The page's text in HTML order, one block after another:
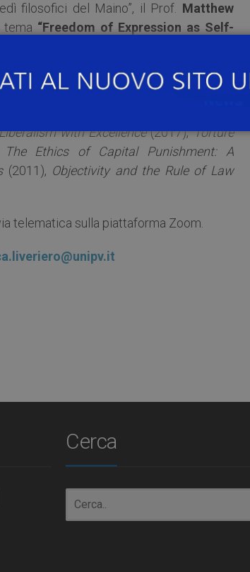
filosofici del Maino”, il Prof. Matthew
tema “Freedom of Expression as Self-
of Legal and Political Philosophynella
with Excellence(2017),Torture
The Ethics of Capital Punishment: A
(2011), Objectivity and the Rule of Law
telematica sulla piattaforma Zoom.
Cerca